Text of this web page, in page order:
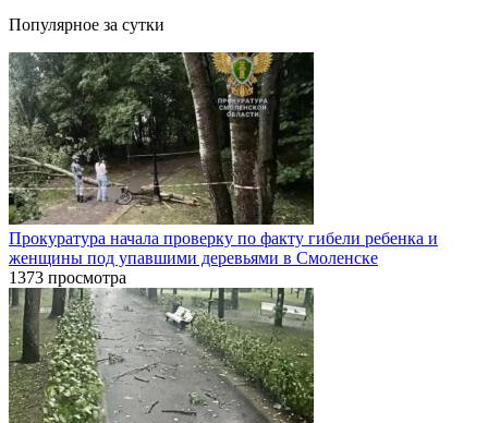
Популярное за сутки
Прокуратура начала проверку по факту гибели ребенка и
женщины под упавшими деревьями в Смоленске
1373 просмотра